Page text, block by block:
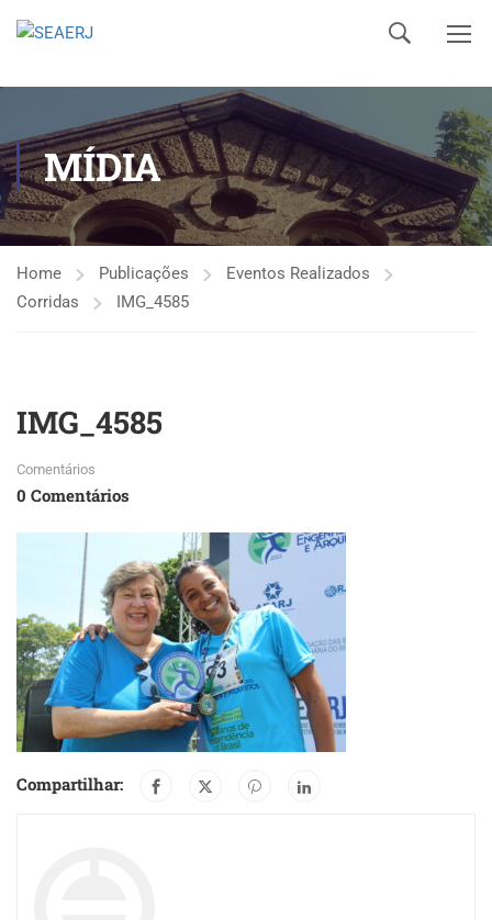
MÍDIA
Home Publicações
Eventos Realizados
Corridas
IMG_4585
IMG_4585
Comentários
0 Comentários
Compartilhar: